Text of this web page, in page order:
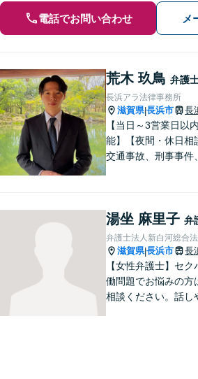
電話でお問い合わせ メ
荒木 玖鳥 弁護
長浜アラ法律事務所
滋賀県|長浜市 長
【当日～3営業日以
能】【夜間・休日相
交通事故、刑事事件
湯坐 麻里子 弁
弁護士法人新白河総合
滋賀県|長浜市 長
【女性弁護士】セク
働問題でお悩みの方
相談ください。話し